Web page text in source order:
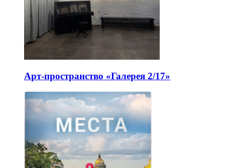
Арт-пространство «Галерея 2/17»